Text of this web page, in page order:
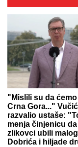
"Mislili su da
Crna Gora..." Vučić
razvalio ustaše:
menja činjenicu
zlikovci ubili malog
Dobrića i hiljade